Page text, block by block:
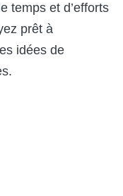
temps et d’efforts
prêt à
idées de